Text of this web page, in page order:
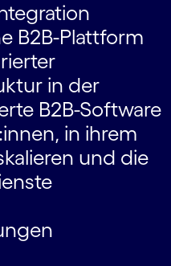
B2B-Plattform
in der
B2B-Software
in ihrem
und die